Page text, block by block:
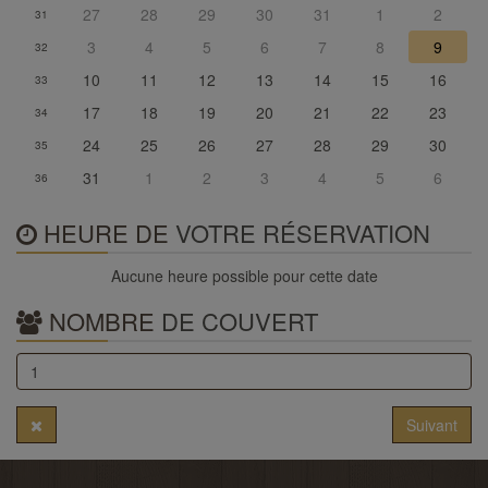
31 27 28 29 30 31 1 2
32 3 4 5 6 7 8 9
33 10 11 12 13 14 15 16
34 17 18 19 20 21 22 23
35 24 25 26 27 28 29 30
36 31 1 2 3 4 5 6
HEURE DE VOTRE RÉSERVATION
Aucune heure possible pour cette date
NOMBRE DE COUVERT
Suivant